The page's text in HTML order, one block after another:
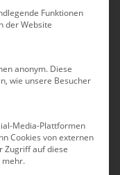
2024 @
im
ist die
Funktionen
der Website
anonym. Diese
wie unsere Besucher
Media-Plattformen
Cookies von externen
Zugriff auf diese
mehr.